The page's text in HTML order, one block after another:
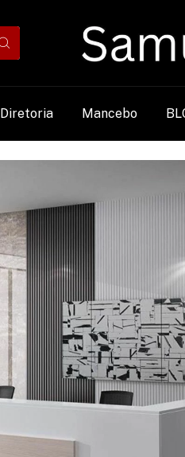
Diretoria Mancebo